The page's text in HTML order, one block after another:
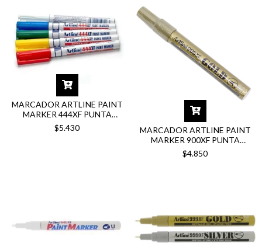
MARCADOR ARTLINE PAINT
MARKER 444XF PUNTA
REDONDA 0.8MM
$5.430
MARCADOR ARTLINE PAINT
MARKER 900XF PUNTA
REDONDA 2.3MM
METALIZADO
$4.850